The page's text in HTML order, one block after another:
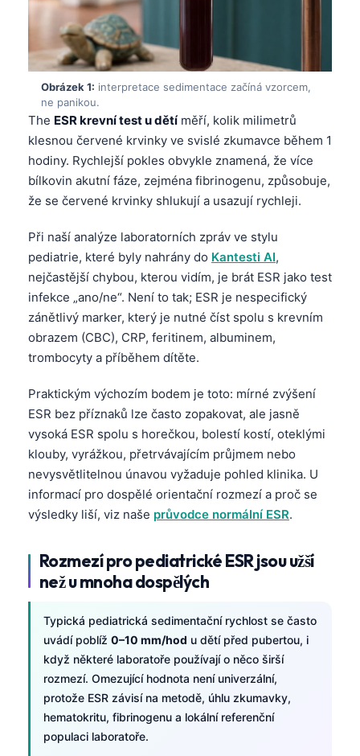
Obrázek 1: interpretace sedimentace začíná vzorcem,
ne panikou.
The ESR krevní test u dětíměří, kolik milimetrů
klesnou červené krvinky ve svislé zkumavce během 1
hodiny. Rychlejší pokles obvykle znamená, že více
bílkovin akutní fáze, zejména fibrinogenu, způsobuje,
že se červené krvinky shlukují a usazují rychleji.
Při naší analýze laboratorních zpráv ve stylu
pediatrie, které byly nahrány do Kantesti AI,
nejčastější chybou, kterou vidím, je brát ESR jako test
infekce „ano/ne“. Není to tak; ESR je nespecifický
zánětlivý marker, který je nutné číst spolu s krevním
obrazem (CBC), CRP, feritinem, albuminem,
trombocyty a příběhem dítěte.
Praktickým výchozím bodem je toto: mírné zvýšení
ESR bez příznaků lze často zopakovat, ale jasně
vysoká ESR spolu s horečkou, bolestí kostí, oteklými
klouby, vyrážkou, přetrvávajícím průjmem nebo
nevysvětlitelnou únavou vyžaduje pohled klinika. U
informací pro dospělé orientační rozmezí a proč se
výsledky liší, viz naše průvodce normální ESR.
Rozmezí pro pediatrické ESR jsou užší
než u mnoha dospělých
Typická pediatrická sedimentační rychlost se často
uvádí poblíž 0–10 mm/hod u dětí před pubertou, i
když některé laboratoře používají o něco širší
rozmezí. Omezující hodnota není univerzální,
protože ESR závisí na metodě, úhlu zkumavky,
hematokritu, fibrinogenu a lokální referenční
populaci laboratoře.